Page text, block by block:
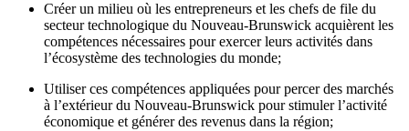
Créer un milieu où les entrepreneurs et les chefs de file du
secteur technologique du Nouveau-Brunswick acquièrent les
compétences nécessaires pour exercer leurs activités dans
l’écosystème des technologies du monde;
Utiliser ces compétences appliquées pour percer des marchés
à l’extérieur du Nouveau-Brunswick pour stimuler l’activité
économique et générer des revenus dans la région;